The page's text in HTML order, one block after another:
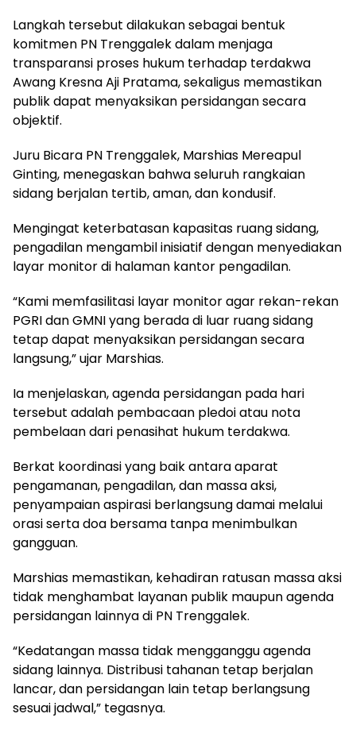
Langkah tersebut dilakukan sebagai bentuk
komitmen PN Trenggalek dalam menjaga
transparansi proses hukum terhadap terdakwa
Awang Kresna Aji Pratama, sekaligus memastikan
publik dapat menyaksikan persidangan secara
objektif.
Juru Bicara PN Trenggalek, Marshias Mereapul
Ginting, menegaskan bahwa seluruh rangkaian
sidang berjalan tertib, aman, dan kondusif.
Mengingat keterbatasan kapasitas ruang sidang,
pengadilan mengambil inisiatif dengan menyediakan
layar monitor di halaman kantor pengadilan.
“Kami memfasilitasi layar monitor agar rekan-rekan
PGRI dan GMNI yang berada di luar ruang sidang
tetap dapat menyaksikan persidangan secara
langsung,” ujar Marshias.
Ia menjelaskan, agenda persidangan pada hari
tersebut adalah pembacaan pledoi atau nota
pembelaan dari penasihat hukum terdakwa.
Berkat koordinasi yang baik antara aparat
pengamanan, pengadilan, dan massa aksi,
penyampaian aspirasi berlangsung damai melalui
orasi serta doa bersama tanpa menimbulkan
gangguan.
Marshias memastikan, kehadiran ratusan massa aksi
tidak menghambat layanan publik maupun agenda
persidangan lainnya di PN Trenggalek.
“Kedatangan massa tidak mengganggu agenda
sidang lainnya. Distribusi tahanan tetap berjalan
lancar, dan persidangan lain tetap berlangsung
sesuai jadwal,” tegasnya.